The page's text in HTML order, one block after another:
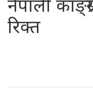
नेपाली
रिक्त